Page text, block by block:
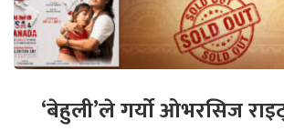
‘बेहुली’ले गर्यो ओभरसिज